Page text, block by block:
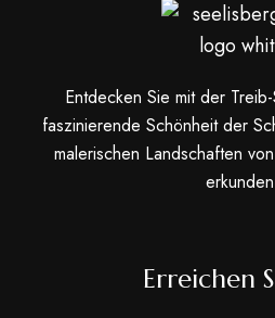
Entdecken Sie mit der
faszinierende Schönheit der
malerischen Landschaften
Erreichen